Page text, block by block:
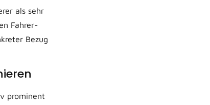
als sehr
Fahrer-
Bezug
prominent